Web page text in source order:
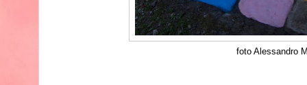
foto Alessandro